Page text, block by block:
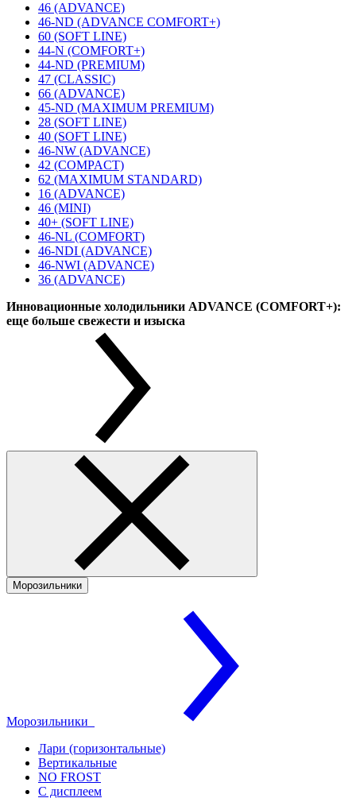
46 (ADVANCE)
46-ND (ADVANCE COMFORT+)
60 (SOFT LINE)
44-N (COMFORT+)
44-ND (PREMIUM)
47 (CLASSIC)
66 (ADVANCE)
45-ND (MAXIMUM PREMIUM)
28 (SOFT LINE)
40 (SOFT LINE)
46-NW (ADVANCE)
42 (COMPACT)
62 (MAXIMUM STANDARD)
16 (ADVANCE)
46 (MINI)
40+ (SOFT LINE)
46-NL (COMFORT)
46-NDI (ADVANCE)
46-NWI (ADVANCE)
36 (ADVANCE)
Инновационные холодильники ADVANCE (COMFORT+):
еще больше свежести и изыска
Морозильники
Морозильники
Лари (горизонтальные)
Вертикальные
NO FROST
С дисплеем